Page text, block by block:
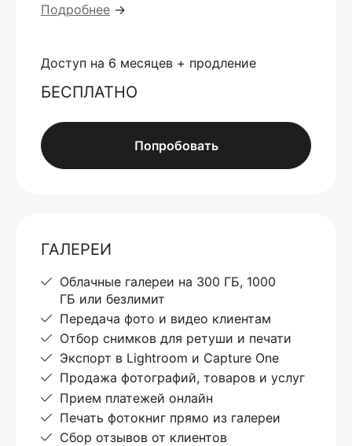
Подробнее →
Доступ на 6 месяцев + продление
БЕСПЛАТНО
Попробовать
ГАЛЕРЕИ
Облачные галереи на 300 ГБ, 1000
ГБ или безлимит
Передача фото и видео клиентам
Отбор снимков для ретуши и печати
Экспорт в Lightroom и Capture One
Продажа фотографий, товаров и услуг
Прием платежей онлайн
Печать фотокниг прямо из галереи
Сбор отзывов от клиентов